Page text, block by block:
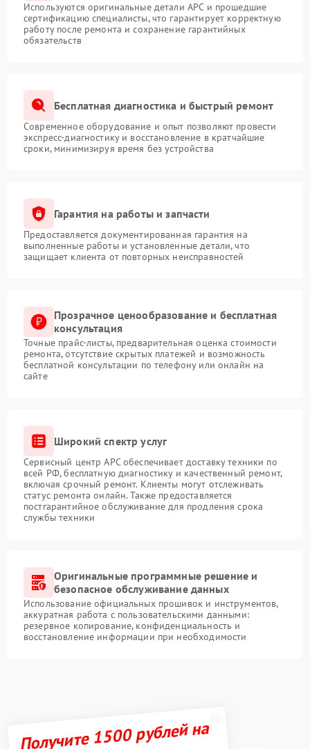
Используются оригинальные детали APC и прошедшие
сертификацию специалисты, что гарантирует корректную
работу после ремонта и сохранение гарантийных
обязательств
Бесплатная диагностика и быстрый ремонт
Современное оборудование и опыт позволяют провести
экспресс-диагностику и восстановление в кратчайшие
сроки, минимизируя время без устройства
Гарантия на работы и запчасти
Предоставляется документированная гарантия на
выполненные работы и установленные детали, что
защищает клиента от повторных неисправностей
Прозрачное ценообразование и бесплатная
консультация
Точные прайс-листы, предварительная оценка стоимости
ремонта, отсутствие скрытых платежей и возможность
бесплатной консультации по телефону или онлайн на
сайте
Широкий спектр услуг
Сервисный центр APC обеспечивает доставку техники по
всей РФ, бесплатную диагностику и качественный ремонт,
включая срочный ремонт. Клиенты могут отслеживать
статус ремонта онлайн. Также предоставляется
постгарантийное обслуживание для продления срока
службы техники
Оригинальные программные решение и
безопасное обслуживание данных
Использование официальных прошивок и инструментов,
аккуратная работа с пользовательскими данными:
резервное копирование, конфиденциальность и
восстановление информации при необходимости
Получите 1500 рублей на